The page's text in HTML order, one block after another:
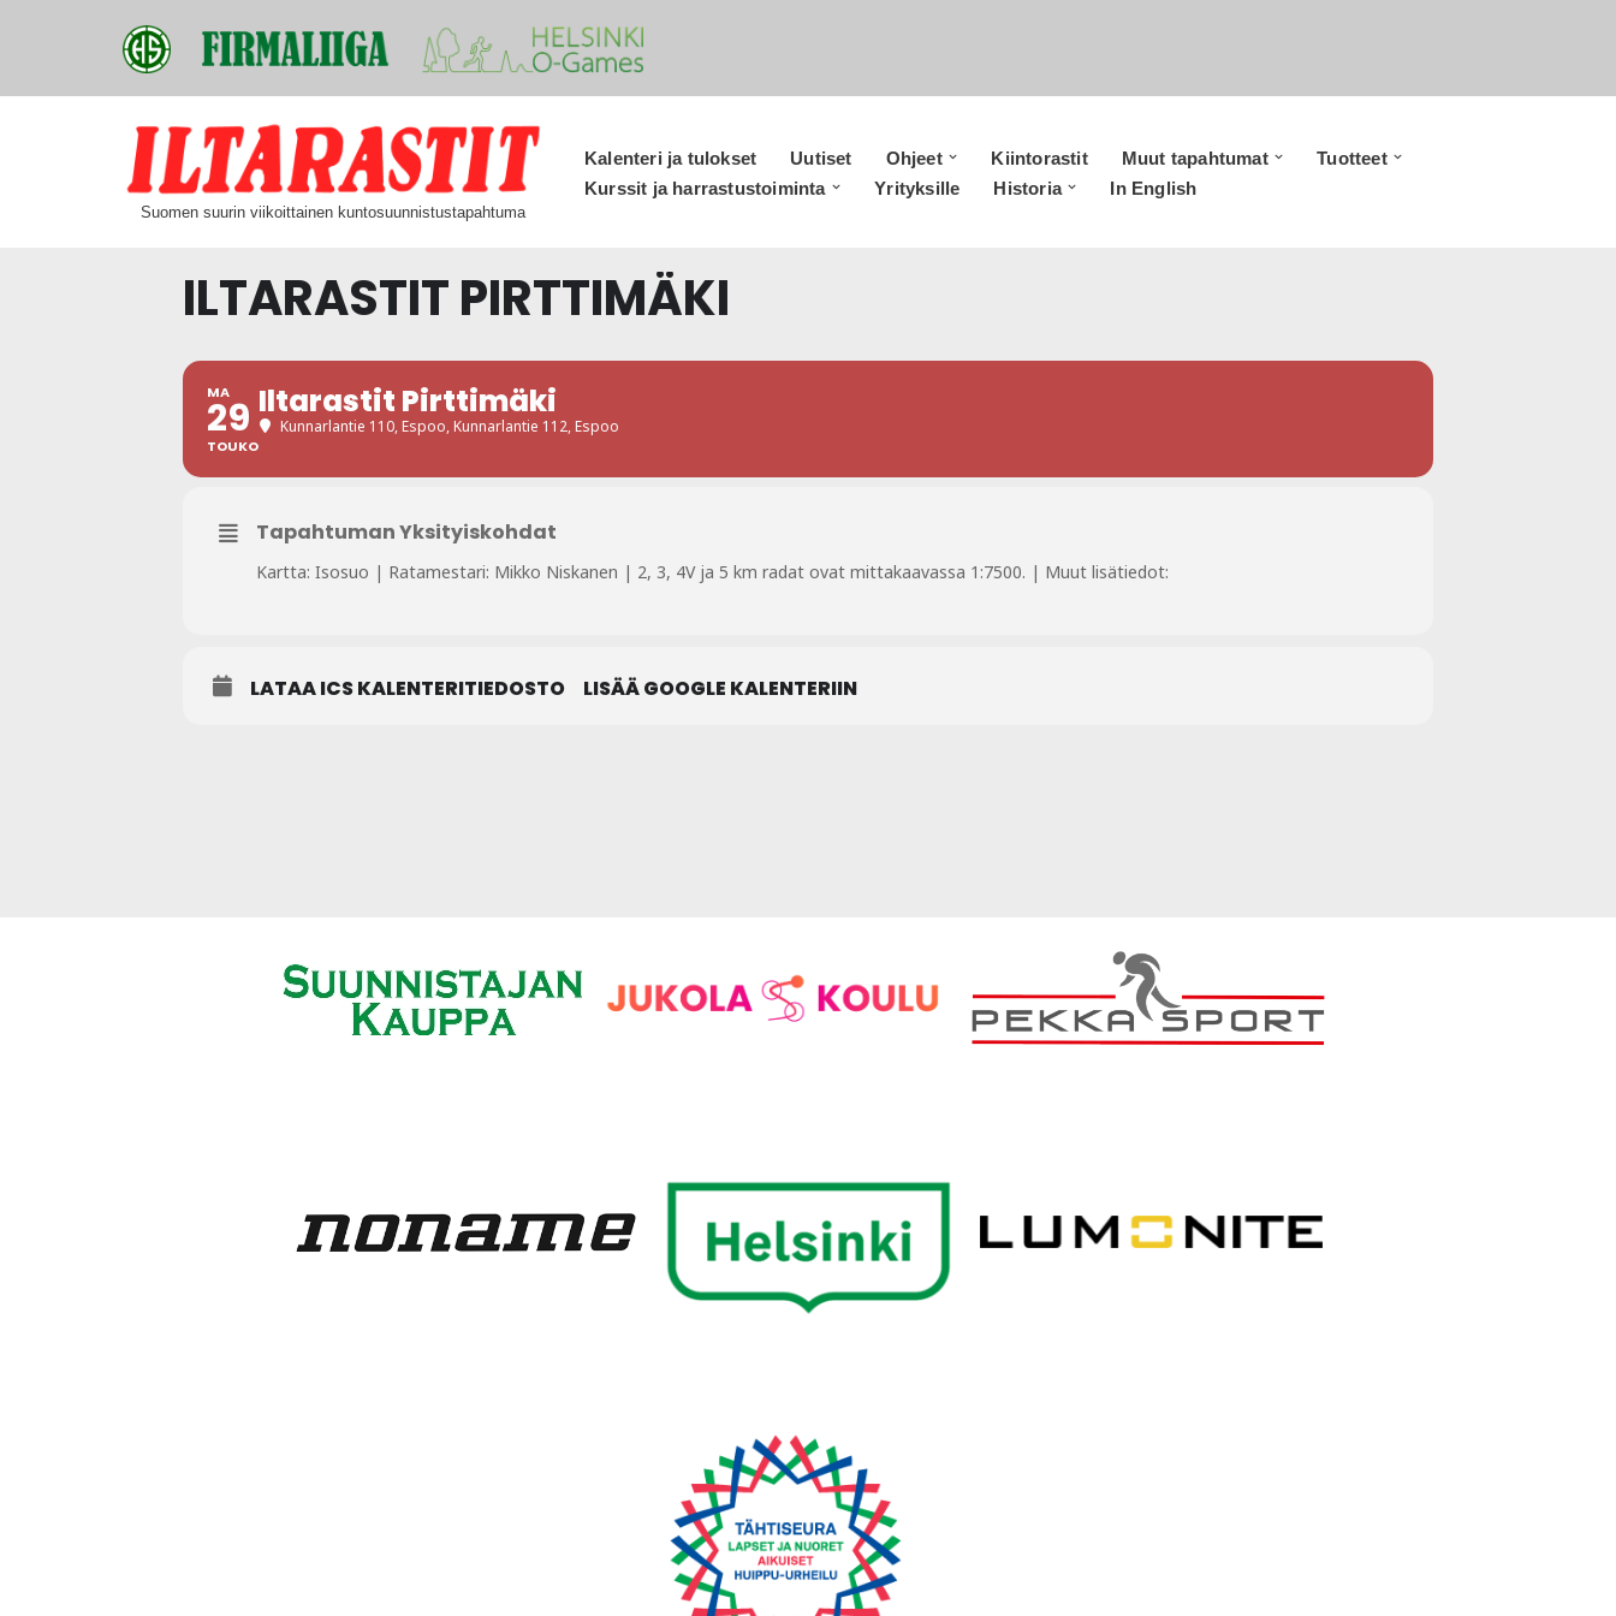
Suomen suurin viikoittainen kuntosuunnistustapahtuma
Kalenteri ja tulokset Uutiset Ohjeet Kiintorastit Muut tapahtumat
Tuotteet
Kurssit ja harrastustoiminta
Yrityksille Historia In English
ILTARASTIT PIRTTIMÄKI
MA
29
TOUKO
Iltarastit Pirttimäki
Kunnarlantie 110, Espoo, Kunnarlantie 112, Espoo
Tapahtuman Yksityiskohdat
Kartta: Isosuo | Ratamestari: Mikko Niskanen | 2, 3, 4V ja 5 km radat ovat mittakaavassa 1:7500. | Muut lisätiedot:
LATAA ICS KALENTERITIEDOSTO LISÄÄ GOOGLE KALENTERIIN